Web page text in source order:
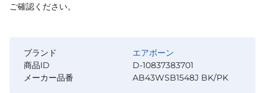
ご確認ください。
ブランド
エアボーン
商品ID
D-10837383701
メーカー品番
AB43WSB1548J BK/PK